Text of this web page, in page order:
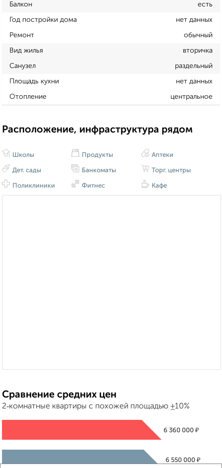
Балкон есть
Год постройки дома нет данных
Ремонт обычный
Вид жилья вторичка
Санузел раздельный
Площадь кухни нет данных
Отопление центральное
Расположение, инфраструктура рядом
Школы
Дет. сады
Поликлиники
Продукты
Банкоматы
Фитнес
Аптеки
Торг. центры
Кафе
Сравнение средних цен
2‑комнатные квартиры с похожей площадью ±10%
6 360 000 ₽
6 550 000 ₽